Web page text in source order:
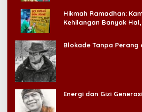
Hikmah Ramadhan:
Kehilangan Banyak
Blokade Tanpa Perang
Energi dan Gizi Generasi